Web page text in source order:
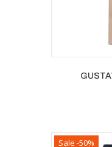
Sale -50%